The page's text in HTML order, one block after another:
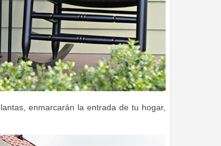
enmarcarán la entrada de tu hogar,